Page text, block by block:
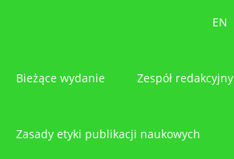
EN
Bieżące wydanie Zespół redakcyjny
Zasady etyki publikacji naukowych